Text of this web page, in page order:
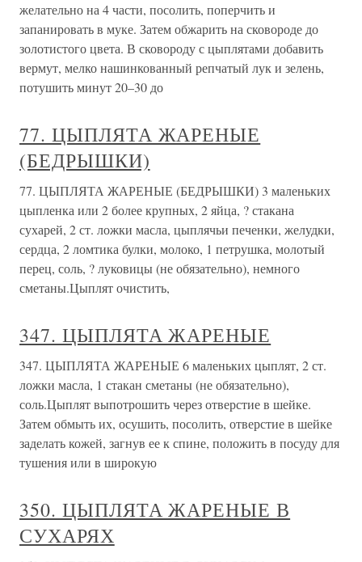
желательно на 4 части, посолить, поперчить и
запанировать в муке. Затем обжарить на сковороде до
золотистого цвета. В сковороду с цыплятами добавить
вермут, мелко нашинкованный репчатый лук и зелень,
потушить минут 20–30 до
77. ЦЫПЛЯТА ЖАРЕНЫЕ
(БЕДРЫШКИ)
77. ЦЫПЛЯТА ЖАРЕНЫЕ (БЕДРЫШКИ) 3 маленьких
цыпленка или 2 более крупных, 2 яйца, ? стакана
сухарей, 2 ст. ложки масла, цыплячьи печенки, желудки,
сердца, 2 ломтика булки, молоко, 1 петрушка, молотый
перец, соль, ? луковицы (не обязательно), немного
сметаны.Цыплят очистить,
347. ЦЫПЛЯТА ЖАРЕНЫЕ
347. ЦЫПЛЯТА ЖАРЕНЫЕ 6 маленьких цыплят, 2 ст.
ложки масла, 1 стакан сметаны (не обязательно),
соль.Цыплят выпотрошить через отверстие в шейке.
Затем обмыть их, осушить, посолить, отверстие в шейке
заделать кожей, загнув ее к спине, положить в посуду для
тушения или в широкую
350. ЦЫПЛЯТА ЖАРЕНЫЕ В
СУХАРЯХ